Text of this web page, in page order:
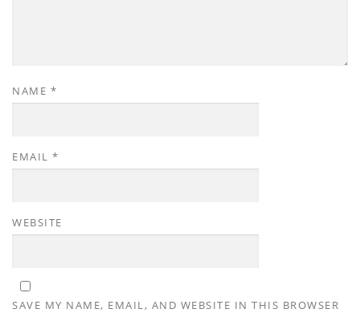
NAME *
EMAIL *
WEBSITE
SAVE MY NAME, EMAIL, AND WEBSITE IN THIS BROWSER